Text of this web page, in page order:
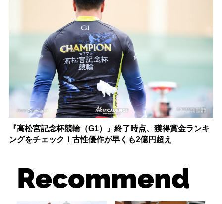
『高松宮記念杯競輪（G1）』終了時点、獲得賞金ランキ
ングをチェック！古性優作が早くも2億円超え
Recommend